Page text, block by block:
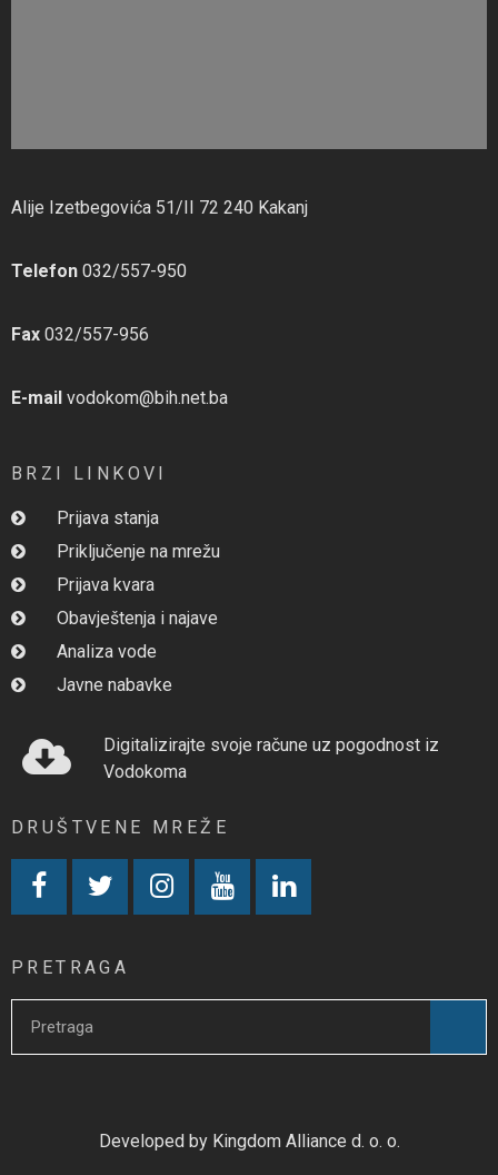
Alije Izetbegovića 51/II 72 240 Kakanj
Telefon 032/557-950
Fax 032/557-956
E-mail vodokom@bih.net.ba
BRZI LINKOVI
Prijava stanja
Priključenje na mrežu
Prijava kvara
Obavještenja i najave
Analiza vode
Javne nabavke
Digitalizirajte svoje račune uz pogodnost iz
Vodokoma
DRUŠTVENE MREŽE
PRETRAGA
Developed by Kingdom Alliance d. o. o.